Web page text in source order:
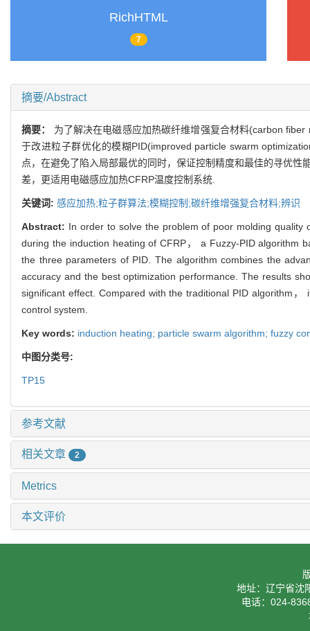
RichHTML
7
摘要/Abstract
摘要： 为了解决在电磁感应加热碳纤维增强复合材料(carbon
于改进粒子群优化的模糊PID(improved particle swarm
点，在避免了陷入局部最优的同时，保证控制精度和最佳的寻优
差，更适用电磁感应加热CFRP温度控制系统.
关键词: 感应加热;粒子群算法;模糊控制;碳纤维增强复合材料;辨识
Abstract: In order to solve the problem of poor molding quality
during the induction heating of CFRP， a Fuzzy-PID algorithm
the three parameters of PID. The algorithm combines the
accuracy and the best optimization performance. The results
significant effect. Compared with the traditional PID algorithm
control system.
Key words: induction heating; particle swarm algorithm; fuzzy
中图分类号:
TP15
参考文献
相关文章 2
Metrics
本文评价
地址：辽宁省沈
电话：024-